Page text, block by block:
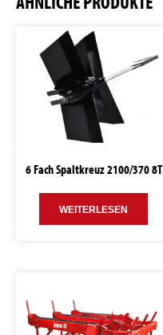
6 Fach Spaltkreuz 2100/370 8T
WEITERLESEN